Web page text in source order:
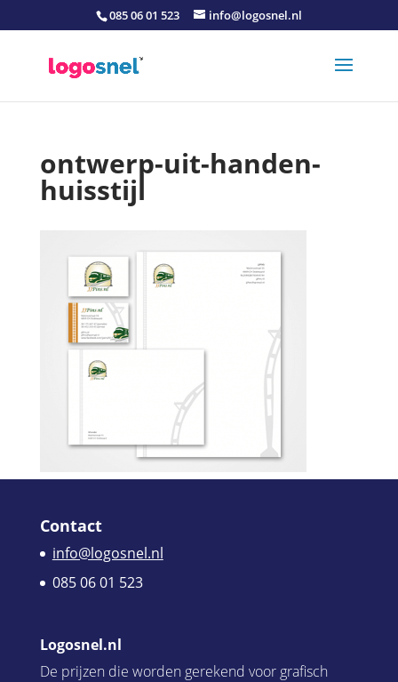
085 06 01 523 info@logosnel.nl
ontwerp-uit-handen-
huisstijl
Contact
info@logosnel.nl
085 06 01 523
Logosnel.nl
De prijzen die worden gerekend voor grafisch